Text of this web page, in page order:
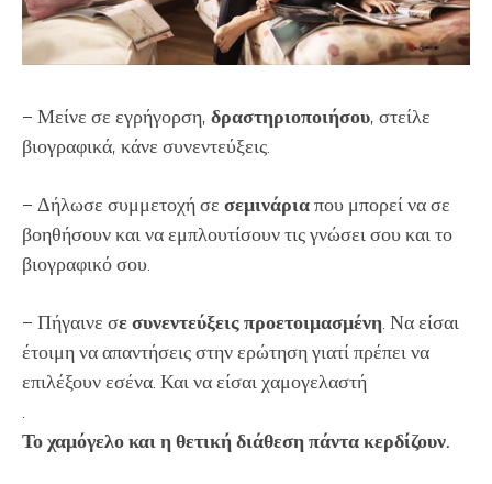
– Μείνε σε εγρήγορση, δραστηριοποιήσου, στείλε
βιογραφικά, κάνε συνεντεύξεις.
– Δήλωσε συμμετοχή σε σεμινάριαπου μπορεί να σε
βοηθήσουν και να εμπλουτίσουν τις γνώσει σου και το
βιογραφικό σου.
– Πήγαινε σε συνεντεύξεις προετοιμασμένη. Να είσαι
έτοιμη να απαντήσεις στην ερώτηση γιατί πρέπει να
επιλέξουν εσένα. Και να είσαι χαμογελαστή
.
Το χαμόγελο και η θετική διάθεση πάντα κερδίζουν.